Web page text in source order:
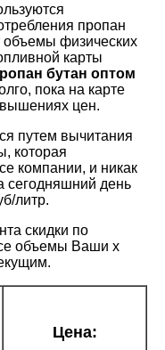
пропан
физических
карты
бутан оптом
пока на карте
цен.
путем вычитания
которая
компании, и никак
сегодняшний день
литр.
скидки по
объемы Ваши х
Цена: